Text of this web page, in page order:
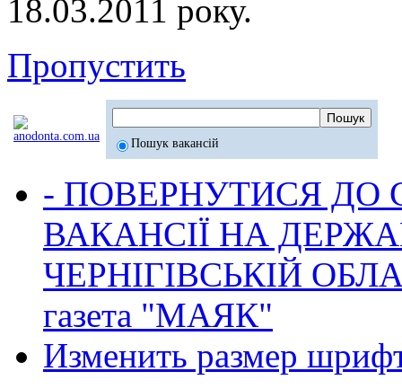
18.03.2011 року.
Пропустить
Пошук вакансій
- ПОВЕРНУТИСЯ ДО
ВАКАНСІЇ НА
ЧЕРНІГІВСЬКІЙ
газета "МАЯК"
Изменить размер